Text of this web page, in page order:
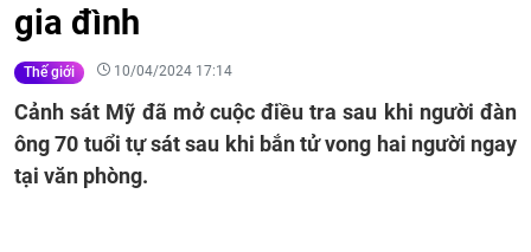
gia đình
Thế giới 10/04/2024 17:14
Cảnh sát Mỹ đã mở cuộc điều tra sau khi người đàn
ông 70 tuổi tự sát sau khi bắn tử vong hai người ngay
tại văn phòng.